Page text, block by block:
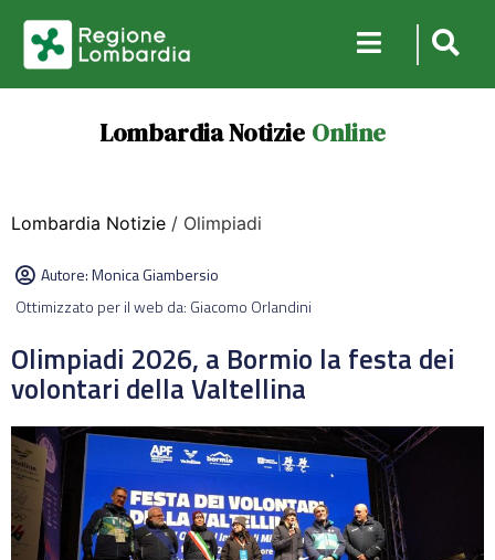
Lombardia Notizie Online
Lombardia Notizie / Olimpiadi
Autore:Monica Giambersio
Ottimizzato per il web da: Giacomo Orlandini
Olimpiadi 2026, a Bormio la festa dei
volontari della Valtellina